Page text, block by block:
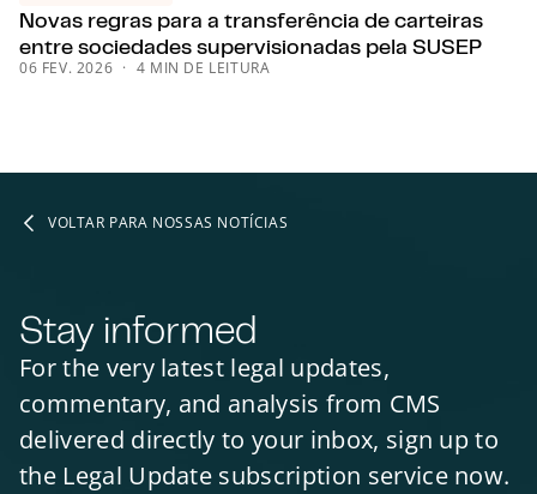
Novas regras para a transferência de carteiras
entre sociedades supervisionadas pela SUSEP
06 FEV. 2026 4 MIN DE LEITURA
VOLTAR PARA NOSSAS NOTÍCIAS
Stay informed
For the very latest legal updates,
commentary, and analysis from CMS
delivered directly to your inbox, sign up to
the Legal Update subscription service now.